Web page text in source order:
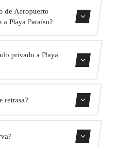
de Aeropuerto
Playa Paraíso?
privado a Playa
para obtener un precio
retrasa?
la hora de recogida